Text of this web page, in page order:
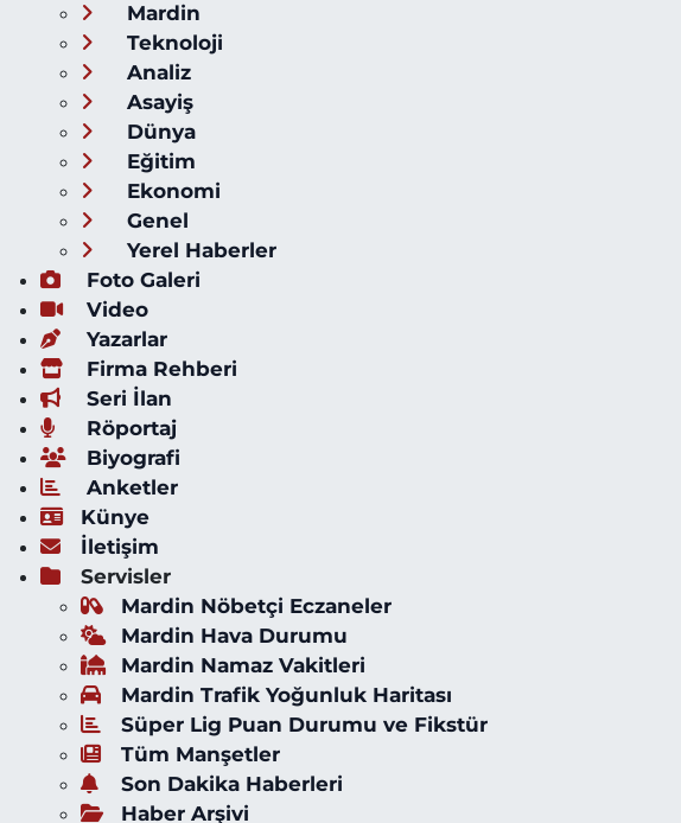
Mardin
Teknoloji
Analiz
Asayiş
Dünya
Eğitim
Ekonomi
Genel
Yerel Haberler
Foto Galeri
Video
Yazarlar
Firma Rehberi
Seri İlan
Röportaj
Biyografi
Anketler
Künye
İletişim
Servisler
Mardin Nöbetçi Eczaneler
Mardin Hava Durumu
Mardin Namaz Vakitleri
Mardin Trafik Yoğunluk Haritası
Süper Lig Puan Durumu ve Fikstür
Tüm Manşetler
Son Dakika Haberleri
Haber Arşivi